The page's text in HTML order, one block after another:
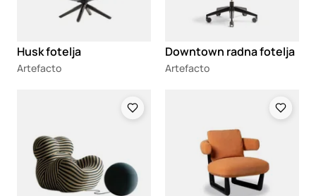
Husk fotelja
Artefacto
Downtown radna fotelja
Artefacto